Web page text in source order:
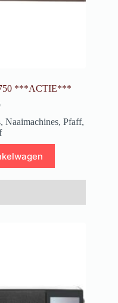
***ACTIE***
, Naaimachines, Pfaff,